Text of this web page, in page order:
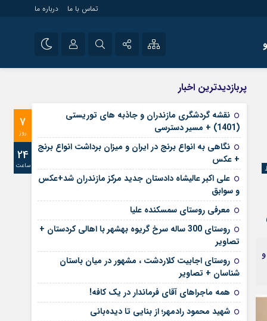
تماس با ما درباره ما
آپارات
رمز عبور
مرا به خاطر بسپار
راه اندازی سایت و
سایت های خبری و
پربازدیدترین اخبار
7
روز
24
ساعت
نقشه گردشگری مازندران و جاذبه های توریستی
(1401) + مسیر دسترسی
نگاهی به انواع برنج در ایران و میزان برداشت انواع برنج
+ عکس
علی‌ اکبر عالیشاه دادستان جدید مرکز مازندران شد+عکس
و سوابق
معرفی روستای سمسکنده علیا
روستای 300 ساله سرخ ‌گریوه بهشهر با اهالی کردستان +
تصاویر
روستای اجابیت کلاردشت ، مشهور در میان باستان
شناسان + تصاویر
همه ماجراهای آقای فرماندار در یک کافه!
شهید محمود رادمهر؛ از بنایی تا دیده‌بانی